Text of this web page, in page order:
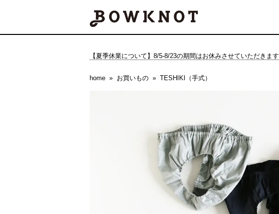
【夏季休業について】8/5-8/23の期間はお休みさせていただきます
home お買いもの TESHIKI（手式）